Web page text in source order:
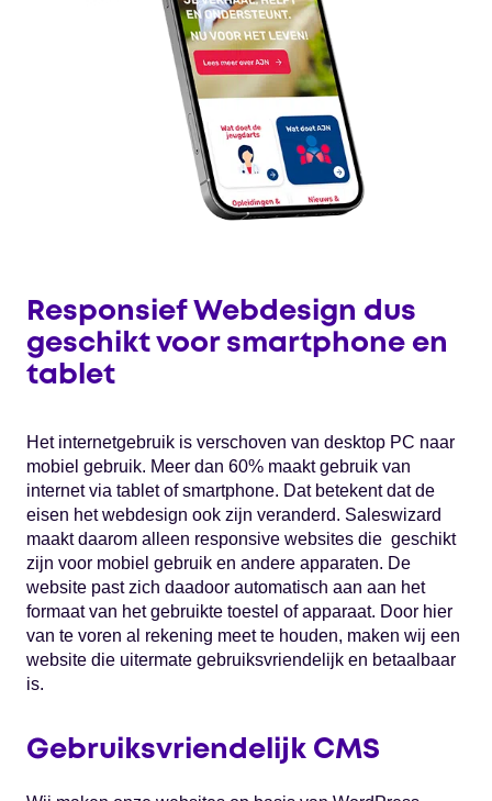
Responsief Webdesign dus
geschikt voor smartphone en
tablet
Het internetgebruik is verschoven van desktop PC naar
mobiel gebruik. Meer dan 60% maakt gebruik van
internet via tablet of smartphone. Dat betekent dat de
eisen het webdesign ook zijn veranderd. Saleswizard
maakt daarom alleen responsive websites die geschikt
zijn voor mobiel gebruik en andere apparaten. De
website past zich daadoor automatisch aan aan het
formaat van het gebruikte toestel of apparaat. Door hier
van te voren al rekening meet te houden, maken wij een
website die uitermate gebruiksvriendelijk en betaalbaar
is.
Gebruiksvriendelijk CMS